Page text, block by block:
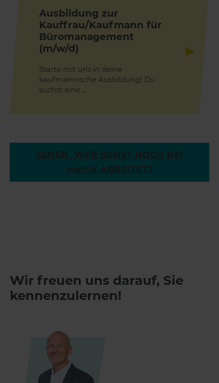
Ausbildung zur
Kauffrau/Kaufmann für
Büromanagement
(m/w/d)
Starte mit uns in deine
kaufmännische Ausbildung! Du
suchst eine …
Wir freuen uns darauf, Sie
kennenzulernen!